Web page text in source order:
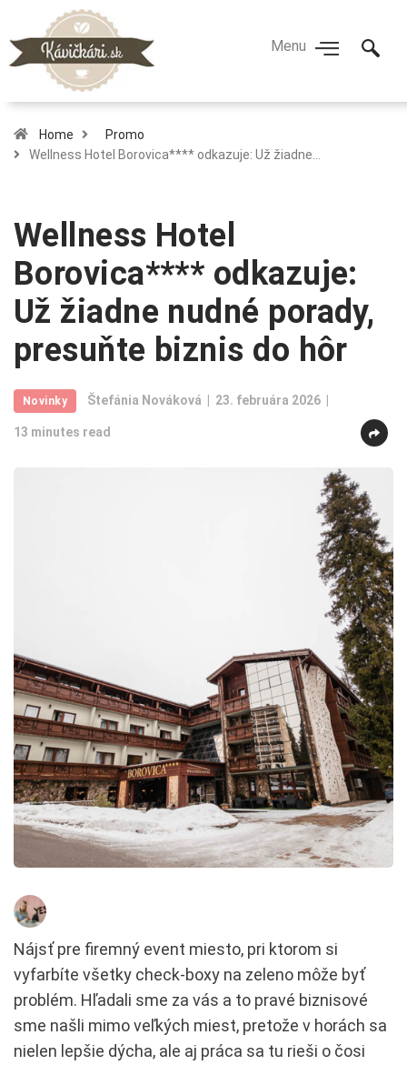
Home
Promo
Wellness Hotel Borovica**** odkazuje: Už žiadne…
Wellness Hotel
Borovica**** odkazuje:
Už žiadne nudné porady,
presuňte biznis do hôr
Novinky Štefánia Nováková 23. februára 2026
13 minutes read
Nájsť pre firemný event miesto, pri ktorom si
vyfarbíte všetky check-boxy na zeleno môže byť
problém. Hľadali sme za vás a to pravé biznisové
sme našli mimo veľkých miest, pretože v horách sa
nielen lepšie dýcha, ale aj práca sa tu rieši o čosi